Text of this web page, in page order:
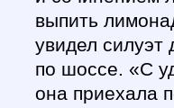
выпить
увидел силуэт
по шоссе. «С
она приехала